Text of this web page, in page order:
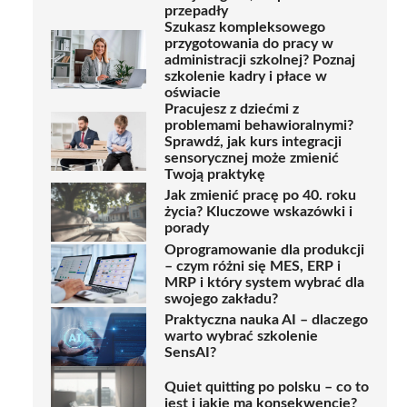
przepadły
Szukasz kompleksowego
przygotowania do pracy w
administracji szkolnej? Poznaj
szkolenie kadry i płace w
oświacie
Pracujesz z dziećmi z
problemami behawioralnymi?
Sprawdź, jak kurs integracji
sensorycznej może zmienić
Twoją praktykę
Jak zmienić pracę po 40. roku
życia? Kluczowe wskazówki i
porady
Oprogramowanie dla produkcji
– czym różni się MES, ERP i
MRP i który system wybrać dla
swojego zakładu?
Praktyczna nauka AI – dlaczego
warto wybrać szkolenie
SensAI?
Quiet quitting po polsku – co to
jest i jakie ma konsekwencje?